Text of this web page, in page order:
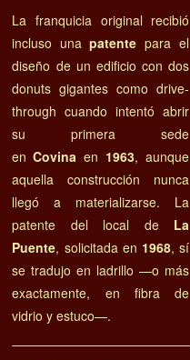
La franquicia original recibió
incluso unapatente para el
diseño de un edificio con dos
donuts gigantes como drive-
through cuando intentó abrir
su primera sede
enCovina en 1963, aunque
aquella construcción nunca
llegó a materializarse. La
patente del local de La
Puente, solicitada en 1968, sí
se tradujo en ladrillo —o más
exactamente, en fibra de
vidrio y estuco—.